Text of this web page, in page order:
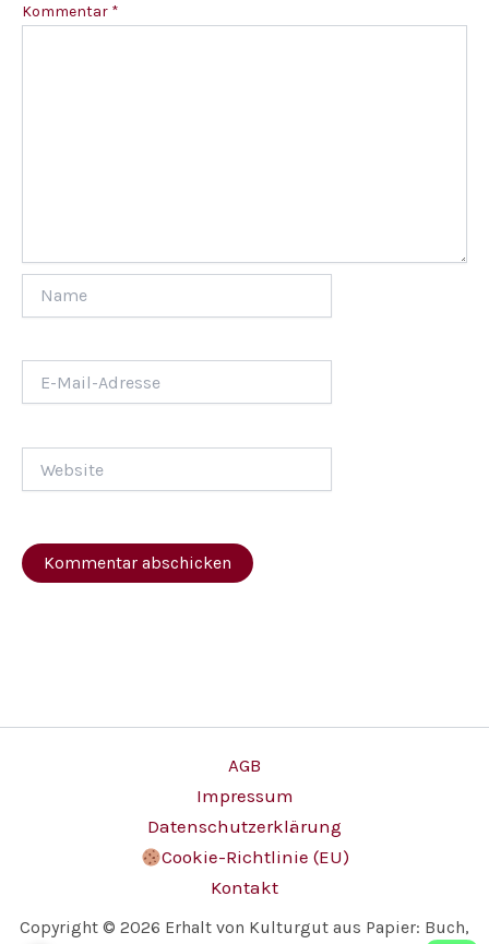
Kommentar *
Mail-
AGB
Impressum
Datenschutzerklärung
Cookie-Richtlinie (EU)
Kontakt
Copyright © 2026 Erhalt von Kulturgut aus Papier: Buch,